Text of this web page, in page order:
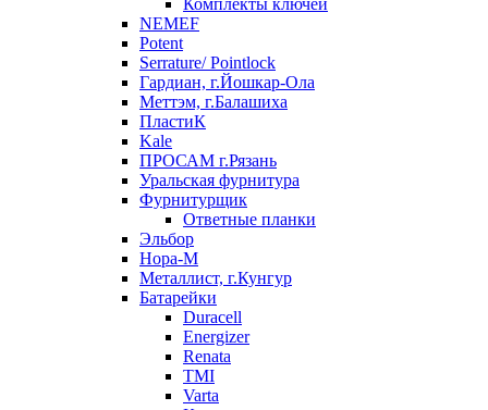
Комплекты ключей
NEMEF
Potent
Serrature/ Pointlock
Гардиан, г.Йошкар-Ола
Меттэм, г.Балашиха
ПластиК
Kale
ПРОСАМ г.Рязань
Уральская фурнитура
Фурнитурщик
Ответные планки
Эльбор
Нора-М
Металлист, г.Кунгур
Батарейки
Duracell
Energizer
Renata
TMI
Varta